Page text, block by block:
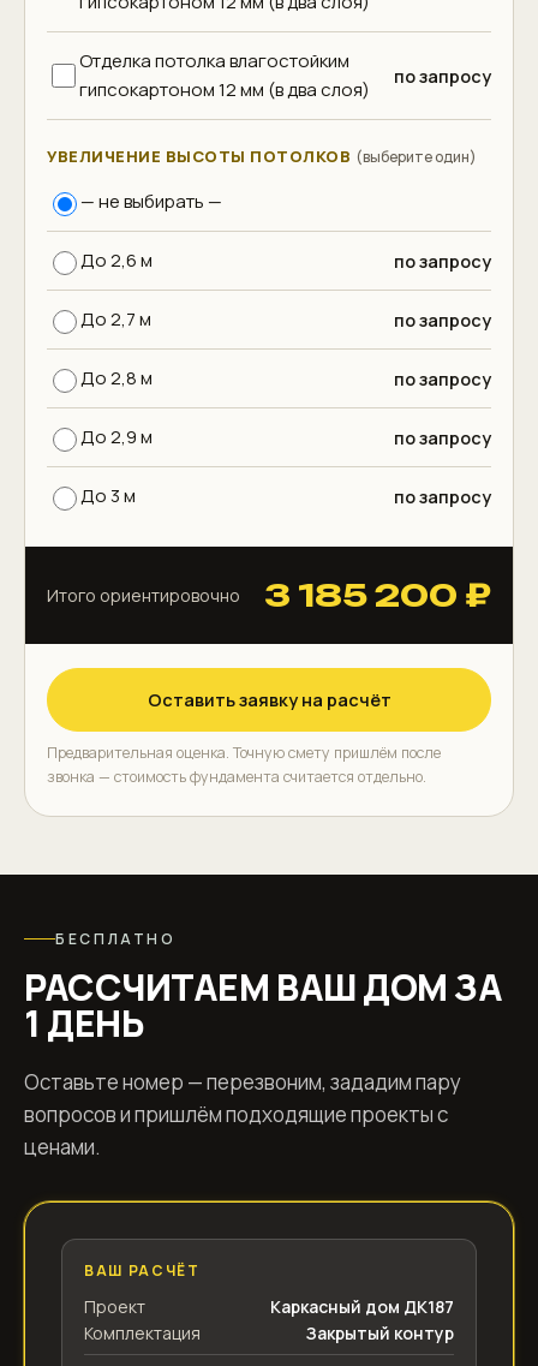
Отделка потолка влагостойким
гипсокартоном 12 мм (в два слоя)
по запросу
УВЕЛИЧЕНИЕ ВЫСОТЫ ПОТОЛКОВ (выберите один)
— не выбирать —
До 2,6 м по запросу
До 2,7 м по запросу
До 2,8 м по запросу
До 2,9 м по запросу
До 3 м по запросу
Итого ориентировочно 3 185 200 ₽
Оставить заявку на расчёт
Предварительная оценка. Точную смету пришлём после
звонка — стоимость фундамента считается отдельно.
ВАШ РАСЧЁТ
Проект
Каркасный дом ДК187
Комплектация
Закрытый контур